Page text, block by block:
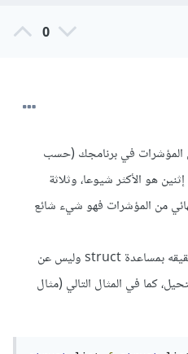
0
المؤشرات في برنامجك (حسب
هو الأكثر شيوعا، وثلاثة
من المؤشرات فهو شيء شائع
العدد اللانهائي من المؤشرات يتم تحقيقه بمساعدة struct وليس عن
كما في المثال التالي (مثال